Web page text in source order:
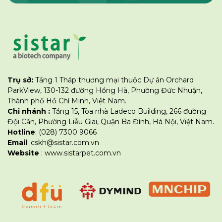
Trụ sở: Tầng 1 Tháp thương mại thuộc Dự án Orchard
ParkView, 130-132 đường Hồng Hà, Phường Đức Nhuận,
Thành phố Hồ Chí Minh, Việt Nam.
Chi nhánh : Tầng 15, Tòa nhà Ladeco Building, 266 đường
Đội Cấn, Phường Liễu Giai, Quận Ba Đình, Hà Nội, Việt Nam.
Hotline: (028) 7300 9066
Email: cskh@sistar.com.vn
Website : www.sistarpet.com.vn